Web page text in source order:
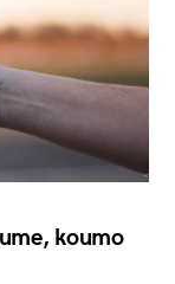
които